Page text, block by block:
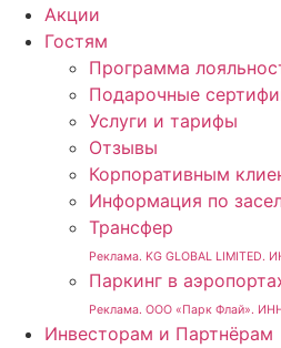
Акции
Гостям
Программа
Подарочные
Услуги и тарифы
Отзывы
Корпоративным
Информация по
Трансфер
Реклама. KG GLOBAL LIMITED.
Паркинг в
Реклама. ООО «Парк Флай».
Инвесторам и Партнёрам